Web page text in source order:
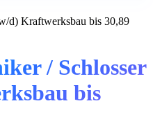
d) Kraftwerksbau bis 30,89
/ Schlosser
bis